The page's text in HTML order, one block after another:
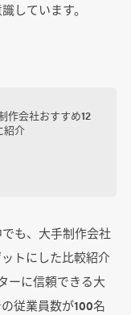
しています。
作会社おすすめ12
紹介
も、大手制作会社
トにした比較紹介
ーに信頼できる大
従業員数が100名